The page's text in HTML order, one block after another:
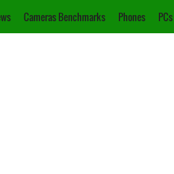
Cameras Benchmarks Phones PCs